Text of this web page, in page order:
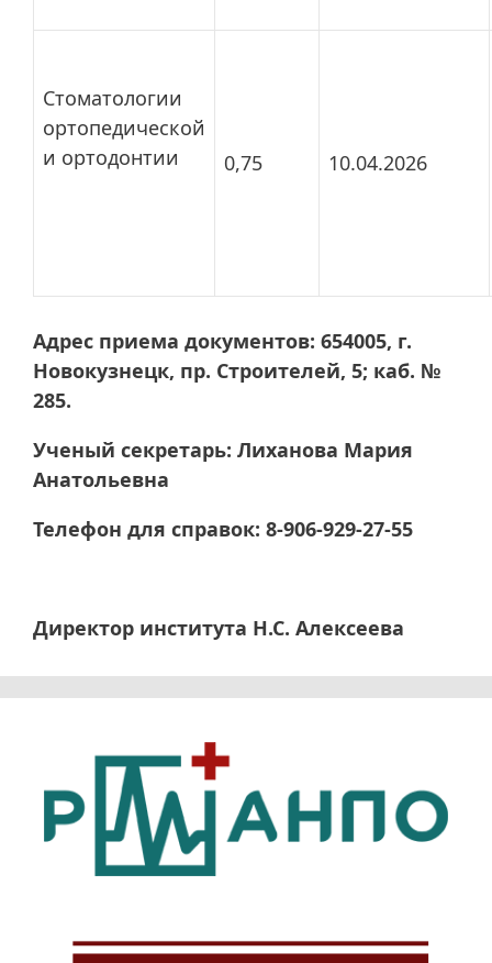
Стоматологии
ортопедической
и ортодонтии
0,75 10.04.2026
Адрес приема документов: 654005, г.
Новокузнецк, пр. Строителей, 5; каб. №
285.
Ученый секретарь: Лиханова Мария
Анатольевна
Телефон для справок: 8-906-929-27-55
Директор института Н.С. Алексеева